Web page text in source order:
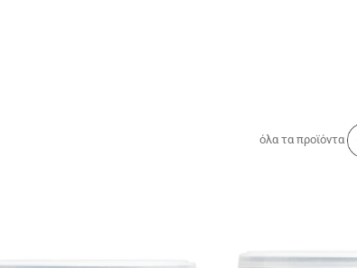
όλα τα προϊόντα